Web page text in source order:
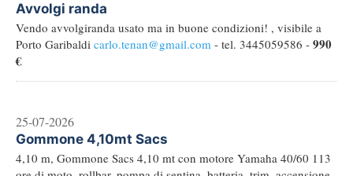
Avvolgi randa
Vendo avvolgiranda usato ma in buone condizioni! , visibile a
Porto Garibaldi carlo.tenan@gmail.com - tel. 3445059586 - 990
€
25-07-2026
Gommone 4,10mt Sacs
4,10 m, Gommone Sacs 4,10 mt con motore Yamaha 40/60 113